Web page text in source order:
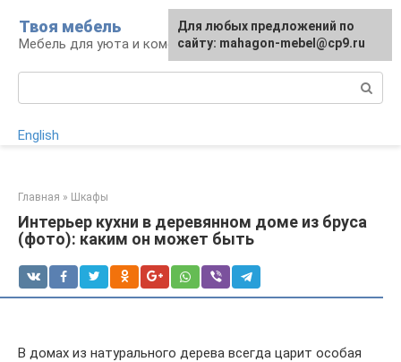
контенту
Твоя мебель
Мебель для уюта и комфорта
English
Главная » Шкафы
Интерьер кухни в деревянном доме из бруса
(фото): каким он может быть
В домах из натурального дерева всегда царит особая
Для любых предложений по
сайту: mahagon-mebel@cp9.ru
Для любых предложений по
сайту: mahagon-mebel@cp9.ru